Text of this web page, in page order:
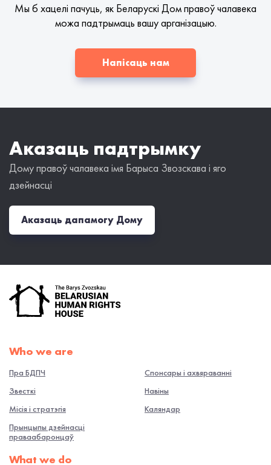
Мы б хацелі пачуць, як Беларускі Дом правоў чалавека
можа падтрымаць вашу арганізацыю.
Напісаць нам
Аказаць падтрымку
Дому правоў чалавека імя Барыса Звозскава і яго
дзейнасці
Аказаць дапамогу Дому
Who we are
Пра БДПЧ
Звесткі
Місія і стратэгія
Прынцыпы дзейнасці
праваабаронцаў
Спонсары і ахвяраванні
Навiны
Каляндар
What we do